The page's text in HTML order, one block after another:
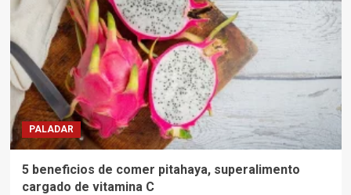
PALADAR
5 beneficios de comer pitahaya, superalimento
cargado de vitamina C